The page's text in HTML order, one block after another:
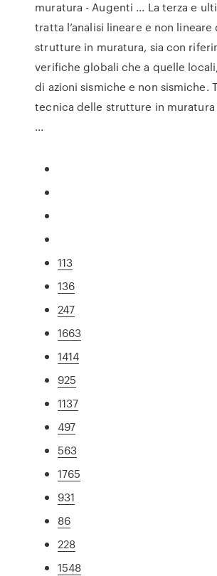
muratura - Augenti ... La terza e
tratta l’analisi lineare e non lineare
strutture in muratura, sia con
verifiche globali che a quelle
di azioni sismiche e non sismiche.
tecnica delle strutture in muratura
...
113
136
247
1663
1414
925
1137
497
563
1765
931
86
228
1548